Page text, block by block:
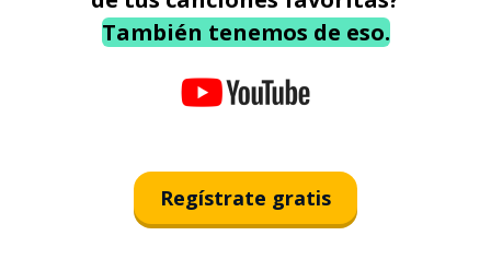
También tenemos de eso.
Regístrate gratis